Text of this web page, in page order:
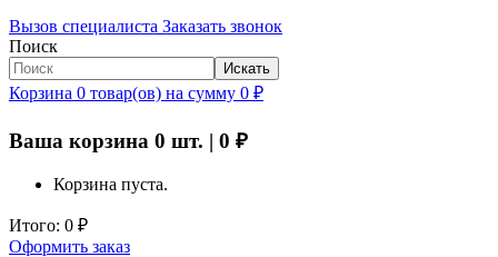
Вызов специалиста Заказать звонок
Поиск
Искать
Корзина 0 товар(ов) на сумму 0 ₽
Ваша корзина 0 шт. | 0 ₽
Корзина пуста.
Итого: 0 ₽
Оформить заказ